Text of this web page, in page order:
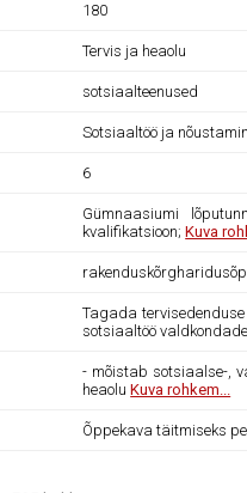
180
Tervis ja heaolu
sotsiaalteenused
Sotsiaaltöö ja
6
Gümnaasiumi
kvalifikatsioon;Kuva
Tagada
sotsiaaltöö
- mõistab sotsiaalse-,
heaolu Kuva rohkem...
Õppekava täitmiseks